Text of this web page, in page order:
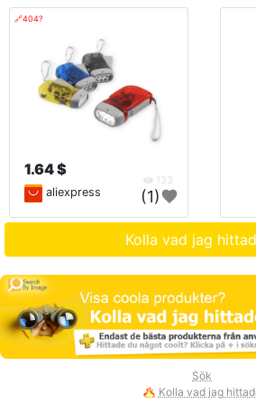
🔗404?
1.64 $
133
aliexpress (1)
Kolla vad jag
Sök
Kolla vad jag